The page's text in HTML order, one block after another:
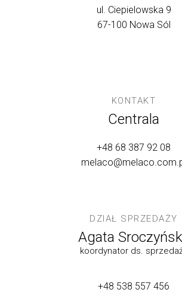
ul. Ciepielowska 9
67-100 Nowa Sól
KONTAKT
Centrala
+48 68 387 92 08
DZIAŁ SPRZEDAŻY
Agata
koordynator ds.
+48 538 557 456